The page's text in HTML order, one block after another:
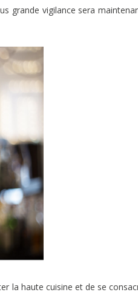
grande vigilance sera
la haute cuisine et de se